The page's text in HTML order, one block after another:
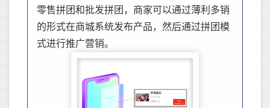
零售拼团和批发拼团 ，商家可以通过薄利多销
的形式在商城系统发布产品，然后通过拼团模
式进行推广营销。